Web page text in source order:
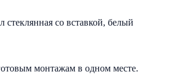
монтажам в одном месте.